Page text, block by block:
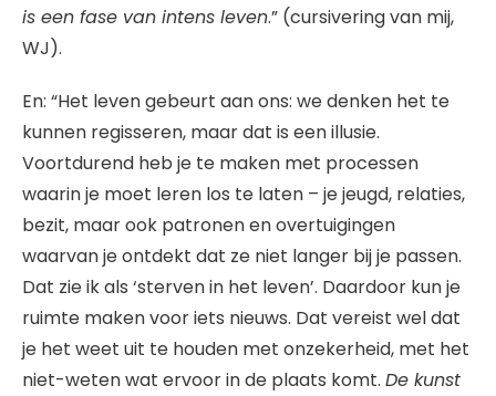
is een fase van intens leven.” (cursivering van mij,
WJ).
En: “Het leven gebeurt aan ons: we denken het te
kunnen regisseren, maar dat is een illusie.
Voortdurend heb je te maken met processen
waarin je moet leren los te laten – je jeugd, relaties,
bezit, maar ook patronen en overtuigingen
waarvan je ontdekt dat ze niet langer bij je passen.
Dat zie ik als ‘sterven in het leven’. Daardoor kun je
ruimte maken voor iets nieuws. Dat vereist wel dat
je het weet uit te houden met onzekerheid, met het
niet-weten wat ervoor in de plaats komt. De kunst